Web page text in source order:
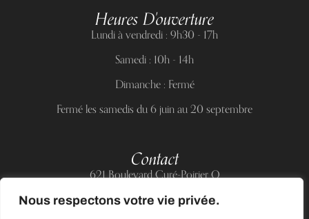
Nous respectons votre vie privée.
Heures D'ouverture
Lundi à vendredi : 9h30 - 17h
Samedi : 10h - 14h
Dimanche : Fermé
Fermé les samedis du 6 juin au 20 septembre
Contact
621 Boulevard Curé-Poirier O